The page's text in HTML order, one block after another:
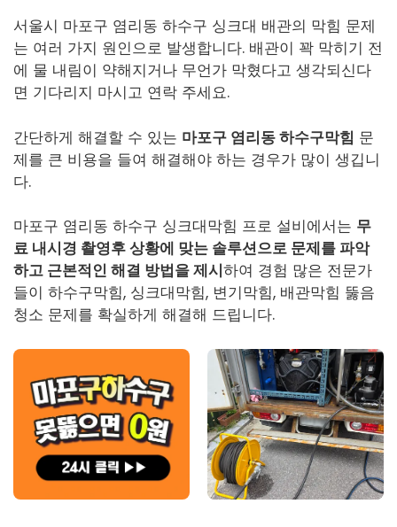
서울시 마포구 염리동 하수구 싱크대 배관의 막힘 문제
는 여러 가지 원인으로 발생합니다. 배관이 꽉 막히기 전
에 물 내림이 약해지거나 무언가 막혔다고 생각되신다
면 기다리지 마시고 연락 주세요.
간단하게 해결할 수 있는 마포구 염리동 하수구막힘 문
제를 큰 비용을 들여 해결해야 하는 경우가 많이 생깁니
다.
마포구 염리동 하수구 싱크대막힘 프로 설비에서는 무
료 내시경 촬영후 상황에 맞는 솔루션으로 문제를 파악
하고 근본적인 해결 방법을 제시하여 경험 많은 전문가
들이 하수구막힘, 싱크대막힘, 변기막힘, 배관막힘 뚫음
청소 문제를 확실하게 해결해 드립니다.